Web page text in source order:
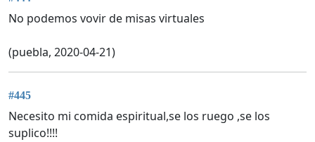
No podemos vovir de misas virtuales
(puebla, 2020-04-21)
#445
Necesito mi comida espiritual,se los ruego ,se los
suplico!!!!